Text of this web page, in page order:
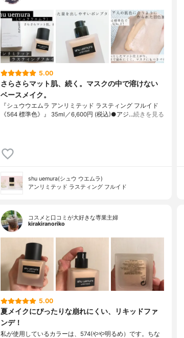
5.00
さらさらマット肌、続く。マスクの中で溶けない
ベースメイク。
『シュウウエムラ アンリミテッド ラスティング フルイド
《564 標準色》』 35ml／6,600円 (税込)●アジ…続きを見る
shu uemura(シュウ ウエムラ)
アンリミテッド ラスティング フルイド
コスメと口コミが大好きな専業主婦
kirakiranoriko
5.00
夏メイクにぴったりな崩れにくい、リキッドファ
ンデ！
私が使用しているカラーは、574(やや明るめ）です。ちな